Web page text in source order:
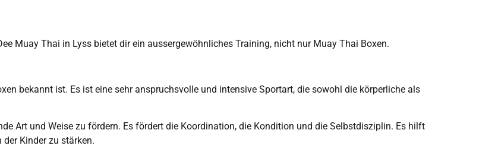
Muay Thai in Lyss bietet dir ein aussergewöhnliches Training, nicht nur Muay Thai Boxen.
bekannt ist. Es ist eine sehr anspruchsvolle und intensive Sportart, die sowohl die körperliche als
Art und Weise zu fördern. Es fördert die Koordination, die Kondition und die Selbstdisziplin. Es hilft
Kinder zu stärken.